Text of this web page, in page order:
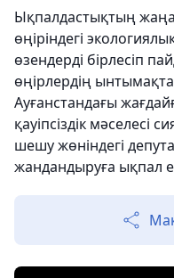
Ықпалдастықтың
өңіріндегі
өзендерді бірлесіп
өңірлердің
Ауғанстандағы
қауіпсіздік мәселесі
шешу жөніндегі
жандандыруға ықпал